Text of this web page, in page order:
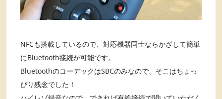
NFCも搭載しているので、対応機器同士ならかざして簡単
にBluetooth接続が可能です。
BluetoothのコーデックはSBCのみなので、そこはちょっ
ぴり残念でした！